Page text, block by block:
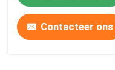
Contacteer ons